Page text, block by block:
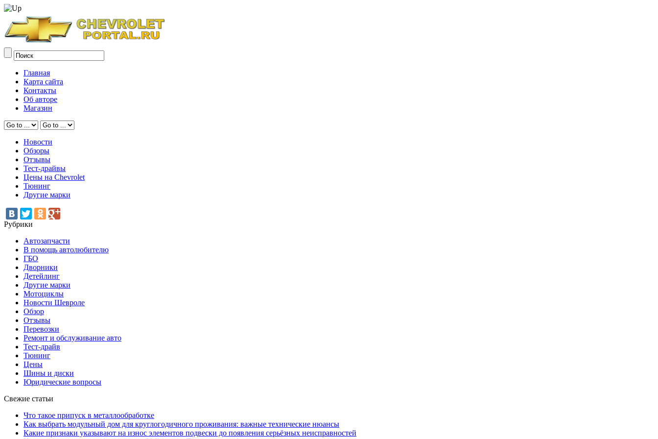
Главная
Карта сайта
Контакты
Об авторе
Магазин
Новости
Обзоры
Отзывы
Тест-драйвы
Цены на Chevrolet
Тюнинг
Другие марки
Рубрики
Автозапчасти
В помощь автолюбителю
ГБО
Дворники
Детейлинг
Другие марки
Мотоциклы
Новости Шевроле
Обзор
Отзывы
Перевозки
Ремонт и обслуживание авто
Тест-драйв
Тюнинг
Цены
Шины и диски
Юридические вопросы
Свежие статьи
Что такое припуск в металлообработке
Как выбрать модульный дом для круглогодичного проживания: важные технические нюансы
Какие признаки указывают на износ элементов подвески до появления серьёзных неисправностей